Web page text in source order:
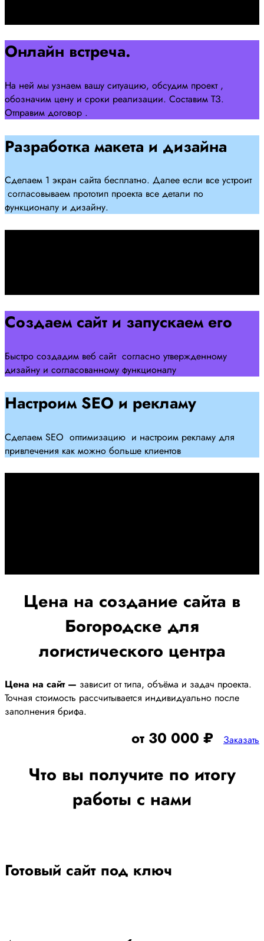
Онлайн встреча.
На ней мы узнаем вашу ситуацию, обсудим проект ,
обозначим цену и сроки реализации. Составим ТЗ.
Отправим договор .
Разработка макета и дизайна
Сделаем 1 экран сайта бесплатно. Далее если все устроит
согласовываем прототип проекта все детали по
функционалу и дизайну.
Создаем сайт и запускаем его
Быстро создадим веб сайт согласно утвержденному
дизайну и согласованному функционалу
Настроим SEO и рекламу
Сделаем SEO оптимизацию и настроим рекламу для
привлечения как можно больше клиентов
Цена на создание сайта в
Богородске для
логистического центра
Цена на сайт — зависит от типа, объёма и задач проекта.
Точная стоимость рассчитывается индивидуально после
заполнения брифа.
от 30 000 ₽ Заказать
Что вы получите по итогу
работы с нами
Готовый сайт под ключ